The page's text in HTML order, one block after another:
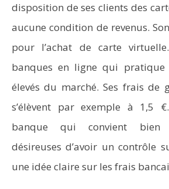
disposition de ses clients des
aucune condition de revenus.
pour l’achat de carte virtuelle.
banques en ligne qui
élevés du marché. Ses frais de
s’élèvent par exemple à 1,5
banque qui convient bien
désireuses d’avoir un contrôle
une idée claire sur les frais